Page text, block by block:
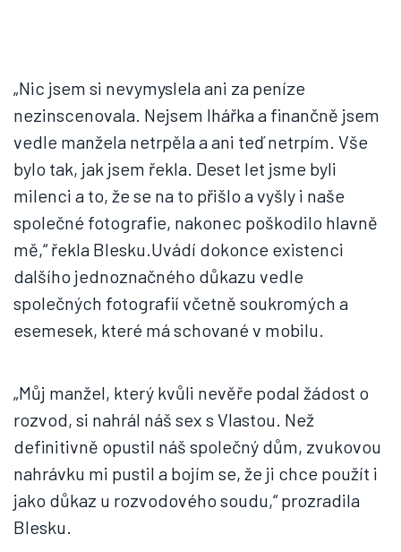
„Nic jsem si nevymyslela ani za peníze
nezinscenovala. Nejsem lhářka a finančně jsem
vedle manžela netrpěla a ani teď netrpím. Vše
bylo tak, jak jsem řekla. Deset let jsme byli
milenci a to, že se na to přišlo a vyšly i naše
společné fotografie, nakonec poškodilo hlavně
mě,“ řekla Blesku.Uvádí dokonce existenci
dalšího jednoznačného důkazu vedle
společných fotografií včetně soukromých a
esemesek, které má schované v mobilu.
„Můj manžel, který kvůli nevěře podal žádost o
rozvod, si nahrál náš sex s Vlastou. Než
definitivně opustil náš společný dům, zvukovou
nahrávku mi pustil a bojím se, že ji chce použít i
jako důkaz u rozvodového soudu,“ prozradila
Blesku.